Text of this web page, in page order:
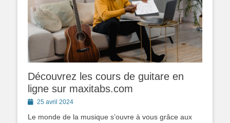
Découvrez les cours de guitare en
ligne sur maxitabs.com
Posted25 avril 2024
Le monde de la musique s’ouvre à vous grâce aux